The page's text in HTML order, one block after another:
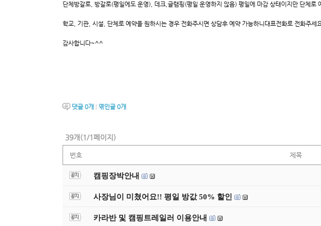
단체방갈로, 방갈로(평일에도 운영), 데크,글램핑(평일 운영하지 않음) 평일에 마감 상태이지만 단체로
학교, 기관, 시설, 단체로 예약을 원하시는 경우 전화주시면 상담후 예약 가능하니대표전화로 전화주세
감사합니다~^^
댓글0개 엮인글0개
39개(1/1페이지)
번호 제목
캠핑장박안내
사장님이 미쳤어요!! 평일 방값 50% 할인
카라반 및 캠핑트레일러 이용안내